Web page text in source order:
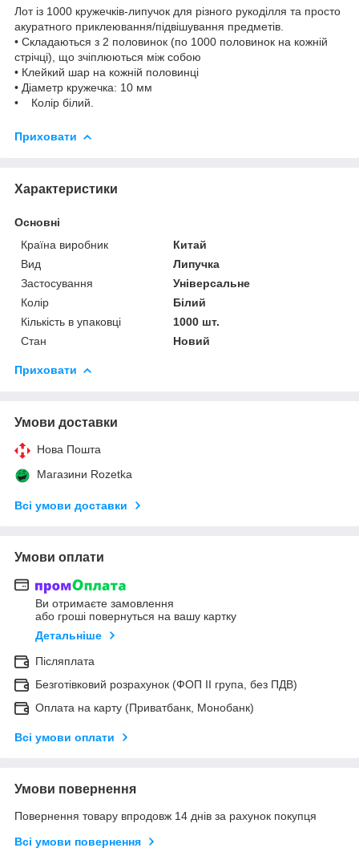
Лот із 1000 кружечків-липучок для різного рукоділля та просто
акуратного приклеювання/підвішування предметів.
• Складаються з 2 половинок (по 1000 половинок на кожній
стрічці), що зчіплюються між собою
• Клейкий шар на кожній половинці
• Діаметр кружечка: 10 мм
• Колір білий.
Приховати
Характеристики
Основні
Країна виробник
Китай
Вид
Липучка
Застосування
Універсальне
Колір
Білий
Кількість в упаковці
1000 шт.
Стан
Новий
Приховати
Умови доставки
Нова Пошта
Магазини Rozetka
Всі умови доставки
Умови оплати
Ви отримаєте замовлення
або гроші повернуться на вашу картку
Детальніше
Післяплата
Безготівковий розрахунок (ФОП ІІ група, без ПДВ)
Оплата на карту (Приватбанк, Монобанк)
Всі умови оплати
Умови повернення
Повернення товару впродовж 14 днів за рахунок покупця
Всі умови повернення